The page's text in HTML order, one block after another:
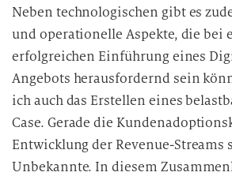
Neben technologischen gibt es
und operationelle Aspekte, die bei
erfolgreichen Einführung eines
Angebots herausfordernd sein
ich auch das Erstellen eines
Case. Gerade die
Entwicklung der Revenue-Streams
Unbekannte. In diesem